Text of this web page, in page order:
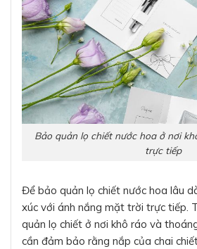
Bảo quản lọ chiết nước hoa ở nơi
trực tiếp
Để bảo quản lọ chiết nước hoa lâu
xúc với ánh nắng mặt trời trực tiếp.
quản lọ chiết ở nơi khô ráo và
cần đảm bảo rằng nắp của chai